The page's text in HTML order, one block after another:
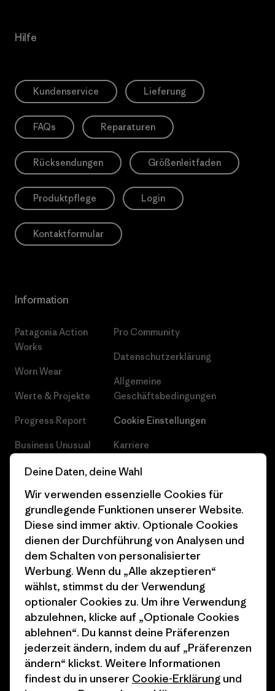
Hilfe
Kundenservice Lieferung
FAQs Reparaturen
Rücksendungen Größenleitfaden
Produktpflege Login
Kontaktformular
Information
Patagonia Action
Works
Worn Wear
Werte & Projekte
Progress Report
Business Unusual
Klimaziele
1% For The Planet
Wie wir finanzieren
Geschenkgutscheine
Stores in deiner Nähe
Pro Community
Datenschutzerklärung
Allgemeine
Geschäftsbedingungen
Cookie Einstellungen
Karriere
Pressekontakt
Industry program
Affiliate-Programm
Patagonia Schweiz
Seitenverzeichnis
© 2026 Patagonia, Inc. All Rights Reserved.
Deine Daten, deine Wahl
Wir verwenden essenzielle Cookies für
grundlegende Funktionen unserer Website.
Diese sind immer aktiv. Optionale Cookies
dienen der Durchführung von Analysen und
dem Schalten von personalisierter
Werbung. Wenn du „Alle akzeptieren“
wählst, stimmst du der Verwendung
optionaler Cookies zu. Um ihre Verwendung
abzulehnen, klicke auf „Optionale Cookies
ablehnen“. Du kannst deine Präferenzen
jederzeit ändern, indem du auf „Präferenzen
ändern“ klickst. Weitere Informationen
findest du in unserer Cookie-Erklärung und